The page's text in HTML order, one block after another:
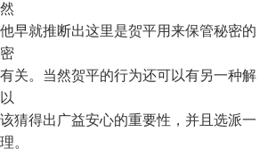
早就推断出这里是贺平用来保管秘密的
关。当然贺平的行为还可以有另一种解
猜得出广益安心的重要性，并且选派一
。